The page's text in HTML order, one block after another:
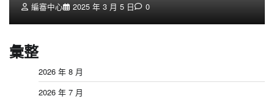
編審中心 2025 年 3 月 5 日 0
彙整
2026 年 8 月
2026 年 7 月